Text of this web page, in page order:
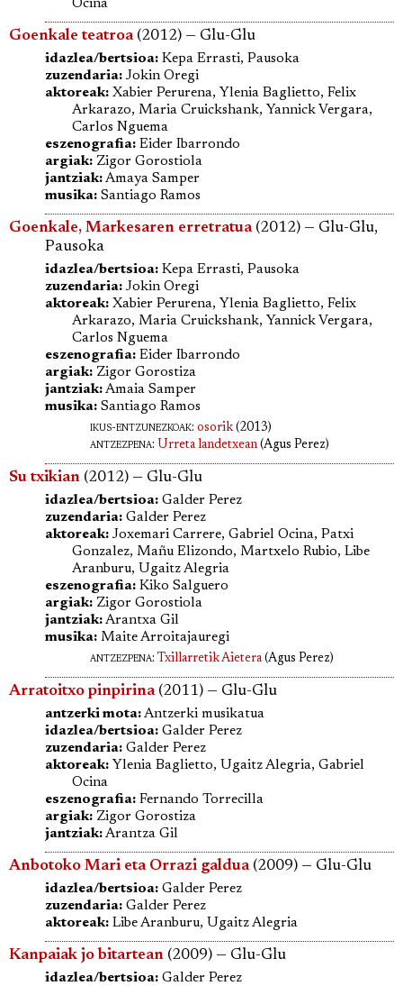
Ocina
Goenkale teatroa(2012) — Glu-Glu
idazlea/bertsioa: Kepa Errasti, Pausoka
zuzendaria: Jokin Oregi
aktoreak: Xabier Perurena, Ylenia Baglietto, Felix
Arkarazo, Maria Cruickshank, Yannick Vergara,
Carlos Nguema
eszenografia: Eider Ibarrondo
argiak: Zigor Gorostiola
jantziak:Amaya Samper
musika: Santiago Ramos
Goenkale, Markesaren erretratua(2012) — Glu-Glu,
Pausoka
idazlea/bertsioa: Kepa Errasti, Pausoka
zuzendaria: Jokin Oregi
aktoreak: Xabier Perurena, Ylenia Baglietto, Felix
Arkarazo, Maria Cruickshank, Yannick Vergara,
Carlos Nguema
eszenografia: Eider Ibarrondo
argiak: Zigor Gorostiza
jantziak:Amaia Samper
musika: Santiago Ramos
ikus-entzunezkoak: osorik(2013)
antzezpena: Urreta landetxean (Agus Perez)
Su txikian (2012) — Glu-Glu
idazlea/bertsioa: Galder Perez
zuzendaria: Galder Perez
aktoreak: Joxemari Carrere, Gabriel Ocina, Patxi
Gonzalez, Mañu Elizondo, Martxelo Rubio, Libe
Aranburu, Ugaitz Alegria
eszenografia: Kiko Salguero
argiak: Zigor Gorostiola
jantziak:Arantxa Gil
musika: Maite Arroitajauregi
antzezpena: Txillarretik Aietera(Agus Perez)
Arratoitxo pinpirina(2011) — Glu-Glu
antzerki mota:Antzerki musikatua
idazlea/bertsioa: Galder Perez
zuzendaria: Galder Perez
aktoreak: Ylenia Baglietto, Ugaitz Alegria, Gabriel
Ocina
eszenografia: Fernando Torrecilla
argiak: Zigor Gorostiza
jantziak:Arantza Gil
Anbotoko Mari eta Orrazi galdua(2009) — Glu-Glu
idazlea/bertsioa: Galder Perez
zuzendaria: Galder Perez
aktoreak: Libe Aranburu, Ugaitz Alegria
Kanpaiak jo bitartean (2009) — Glu-Glu
idazlea/bertsioa: Galder Perez